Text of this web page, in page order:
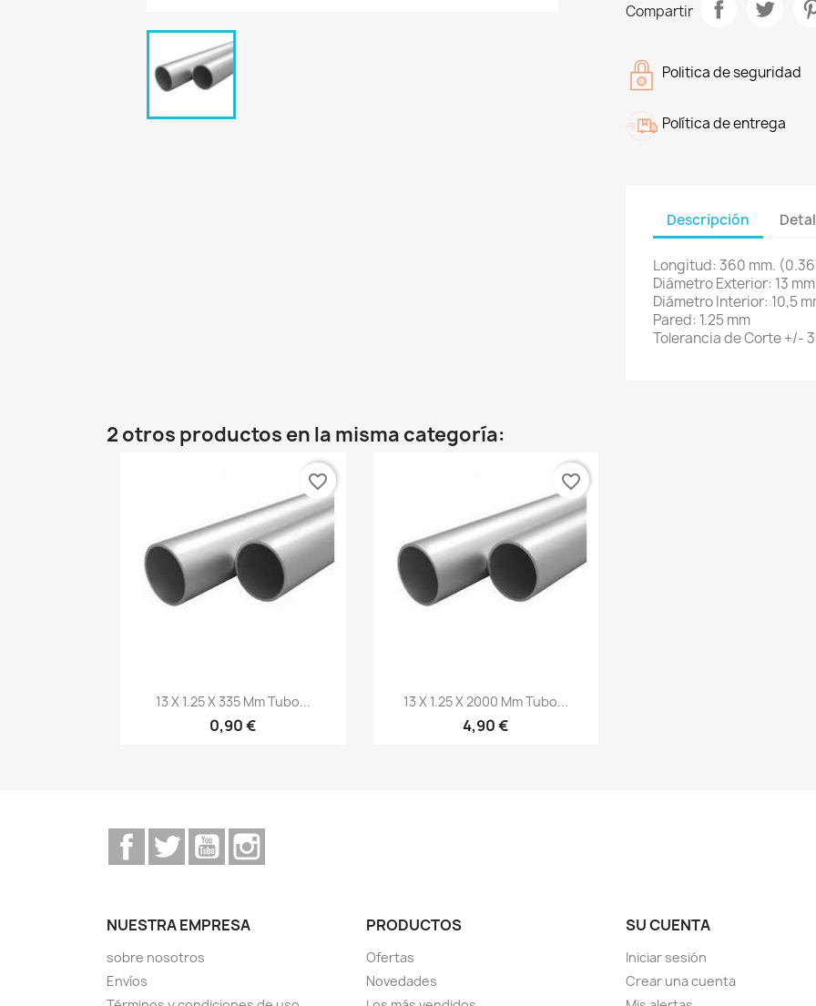
Compartir
Politica de seguridad
Política de entrega
Descripción
Longitud: 360 mm.
Diámetro Exterior: 13 mm
Diámetro Interior: 10,5
Pared: 1.25 mm
Tolerancia de Corte +/-
2 otros productos en la misma categoría:
Vista rápida
13 X 1.25 X 335 Mm Tubo...
0,90 €
favorite_border
Vista rápida
13 X 1.25 X 2000 Mm Tubo...
4,90 €
favorite_border
FacebookTwitterYouTube
NUESTRA EMPRESA
sobre nosotros
Envíos
PRODUCTOS
Ofertas
Novedades
SU CUENTA
Iniciar sesión
Crear una cuenta